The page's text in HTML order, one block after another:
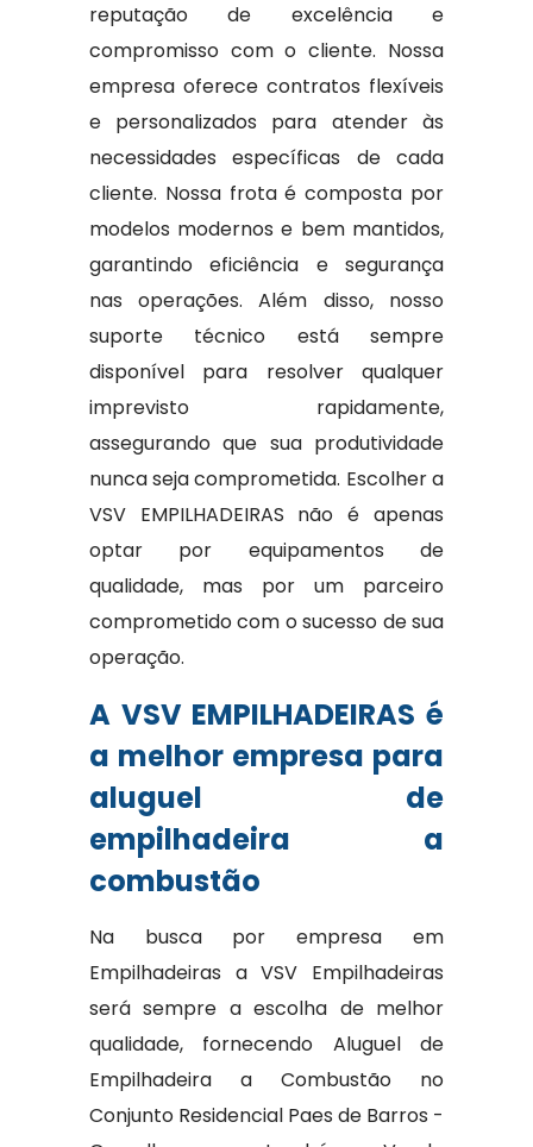
reputação de excelência e
compromisso com o cliente. Nossa
empresa oferece contratos flexíveis
e personalizados para atender às
necessidades específicas de cada
cliente. Nossa frota é composta por
modelos modernos e bem mantidos,
garantindo eficiência e segurança
nas operações. Além disso, nosso
suporte técnico está sempre
disponível para resolver qualquer
imprevisto rapidamente,
assegurando que sua produtividade
nunca seja comprometida. Escolher a
VSV EMPILHADEIRAS não é apenas
optar por equipamentos de
qualidade, mas por um parceiro
comprometido com o sucesso de sua
operação.
A VSV EMPILHADEIRAS é
a melhor empresa para
aluguel de
empilhadeira a
combustão
Na busca por empresa em
Empilhadeiras a VSV Empilhadeiras
será sempre a escolha de melhor
qualidade, fornecendo Aluguel de
Empilhadeira a Combustão no
Conjunto Residencial Paes de Barros -